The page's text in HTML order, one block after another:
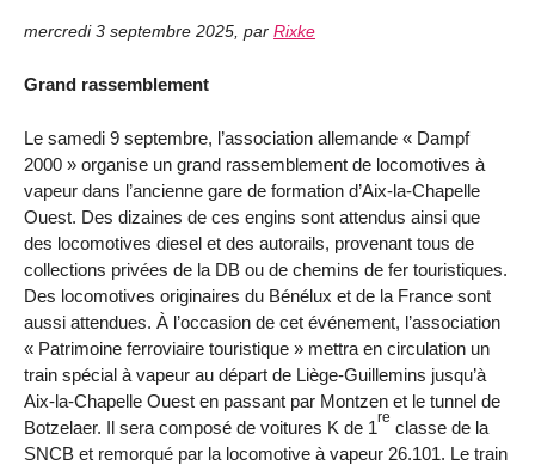
mercredi 3 septembre 2025, par Rixke
Grand rassemblement
Le samedi 9 septembre, l’association allemande « Dampf
2000 » organise un grand rassemblement de locomotives à
vapeur dans l’ancienne gare de formation d’Aix-la-Chapelle
Ouest. Des dizaines de ces engins sont attendus ainsi que
des locomotives diesel et des autorails, provenant tous de
collections privées de la DB ou de chemins de fer touristiques.
Des locomotives originaires du Bénélux et de la France sont
aussi attendues. À l’occasion de cet événement, l’association
« Patrimoine ferroviaire touristique » mettra en circulation un
train spécial à vapeur au départ de Liège-Guillemins jusqu’à
Aix-la-Chapelle Ouest en passant par Montzen et le tunnel de
Botzelaer. Il sera composé de voitures K de 1re classe de la
SNCB et remorqué par la locomotive à vapeur 26.101. Le train